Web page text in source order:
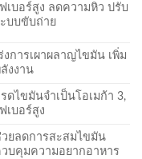
เบอร์สูง ลดความหิว ปรับ
บบขับถ่าย
งการเผาผลาญไขมัน เพิ่ม
งงาน
ดไขมันจำเป็นโอเมก้า 3,
เบอร์สูง
ยลดการสะสมไขมัน
บคุมความอยากอาหาร